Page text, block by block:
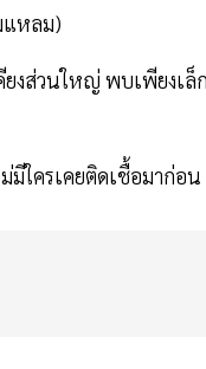
แหลม)
งส่วนใหญ่ พบเพียงเ
ใครเคยติดเชื้อมาก่อ